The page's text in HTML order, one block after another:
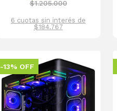
$1.205.000
6 cuotas sin interés de
$184.767
-13% OFF